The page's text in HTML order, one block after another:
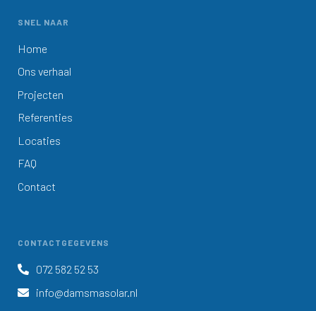
SNEL NAAR
Home
Ons verhaal
Projecten
Referenties
Locaties
FAQ
Contact
CONTACTGEGEVENS
 072 582 52 53
 info@damsmasolar.nl